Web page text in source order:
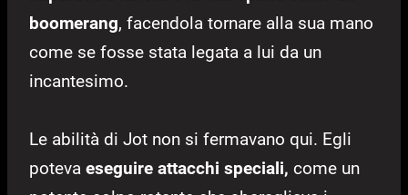
boomerang, facendola tornare alla sua mano
come se fosse stata legata a lui da un
incantesimo.
Le abilità di Jot non si fermavano qui. Egli
poteva eseguire attacchi speciali, come un